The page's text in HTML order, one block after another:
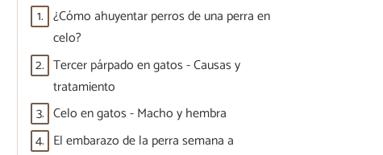
1. ¿Cómo ahuyentar perros de una perra en
celo?
2. Tercer párpado en gatos - Causas y
tratamiento
3. Celo en gatos - Macho y hembra
4. El embarazo de la perra semana a